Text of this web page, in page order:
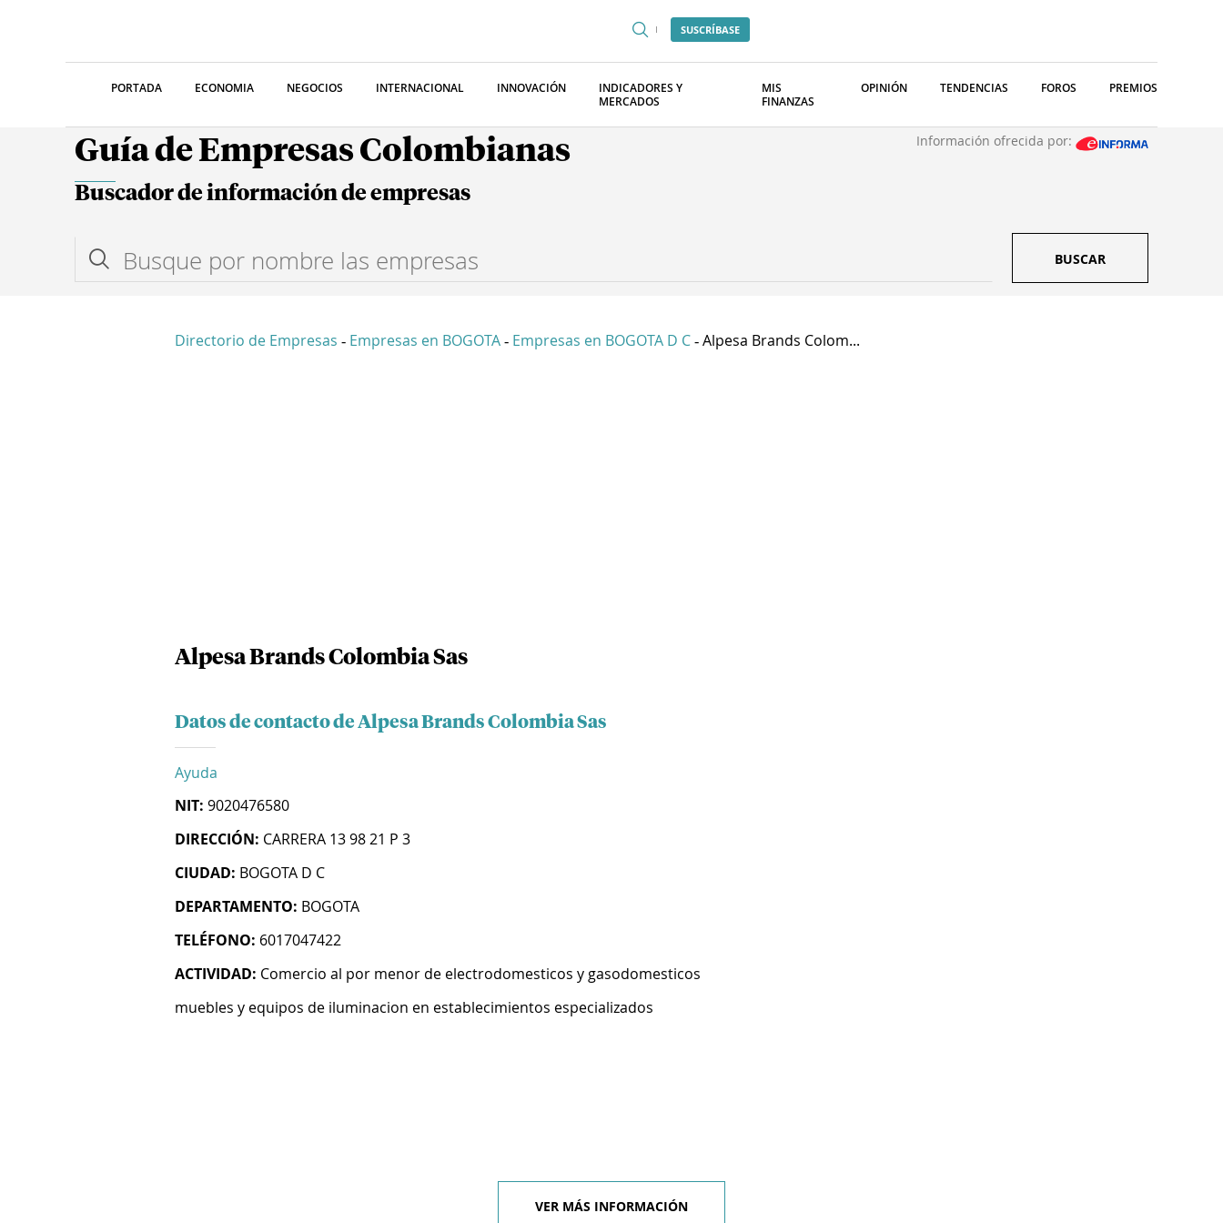
SUSCRÍBASE
PORTADA ECONOMIA NEGOCIOS INTERNACIONAL INNOVACIÓN
INDICADORES Y
MERCADOS
MIS
FINANZAS
OPINIÓN TENDENCIAS FOROS PREMIOS
Guía de Empresas Colombianas Información ofrecida por:
Buscador de información de empresas
BUSCAR
Directorio de Empresas - Empresas en BOGOTA - Empresas en BOGOTA D C - Alpesa Brands Colom...
Alpesa Brands Colombia Sas
Datos de contacto de Alpesa Brands Colombia Sas
Ayuda
NIT: 9020476580
DIRECCIÓN: CARRERA 13 98 21 P 3
CIUDAD: BOGOTA D C
DEPARTAMENTO: BOGOTA
TELÉFONO: 6017047422
ACTIVIDAD: Comercio al por menor de electrodomesticos y gasodomesticos
muebles y equipos de iluminacion en establecimientos especializados
VER MÁS INFORMACIÓN